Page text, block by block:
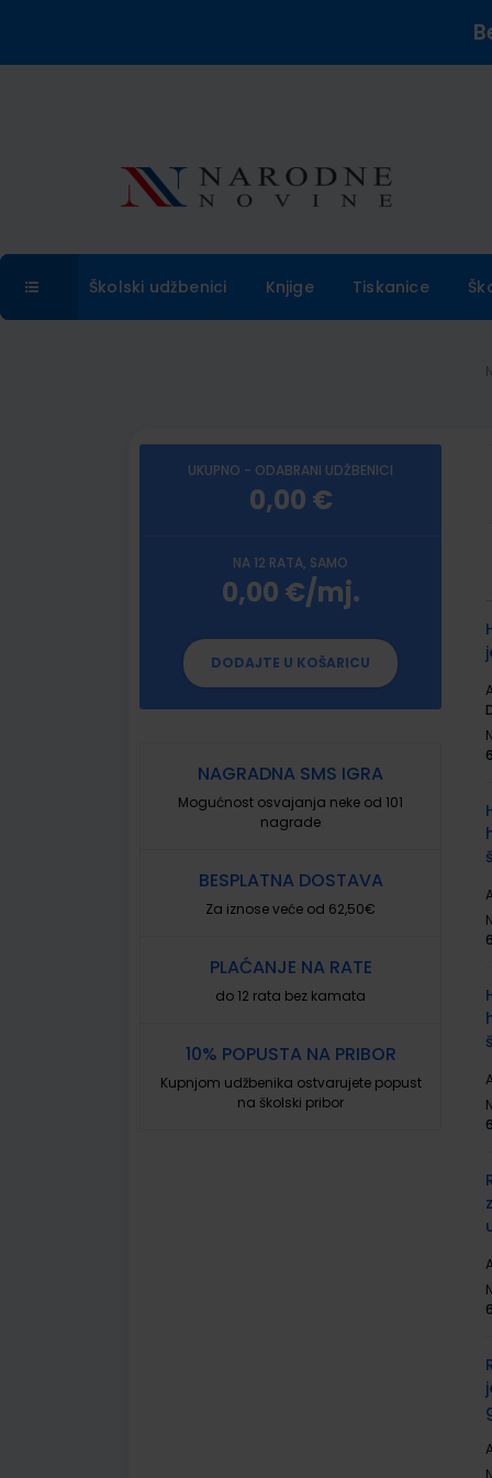
Školski udžbenici Knjige Tiskanice
UKUPNO - ODABRANI UDŽBENICI
0,00 €
NA 12 RATA, SAMO
0,00 €/mj.
DODAJTE U KOŠARICU
NAGRADNA SMS IGRA
Mogućnost osvajanja neke od 101
nagrade
BESPLATNA DOSTAVA
Za iznose veće od 62,50€
PLAĆANJE NA RATE
do 12 rata bez kamata
10% POPUSTA NA PRIBOR
Kupnjom udžbenika ostvarujete popust
na školski pribor